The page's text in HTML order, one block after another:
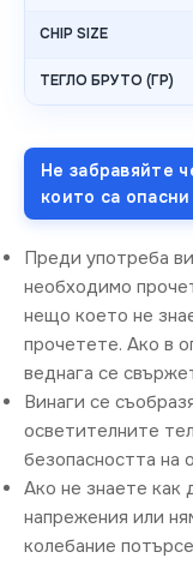
CHIP SIZE
ТЕГЛО БРУТО (ГР)
Не забравяйте
които са
Преди употреба
необходимо
нещо което не
прочетете. Ако в
веднага се
Винаги се
осветителните
безопасността на
Ако не знаете как
напрежения или
колебание